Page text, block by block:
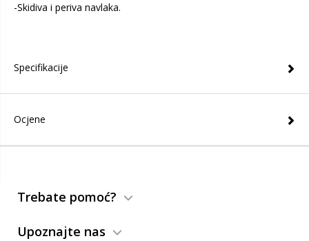
-Skidiva i periva navlaka.
Specifikacije
Ocjene
Trebate pomoć?
Upoznajte nas